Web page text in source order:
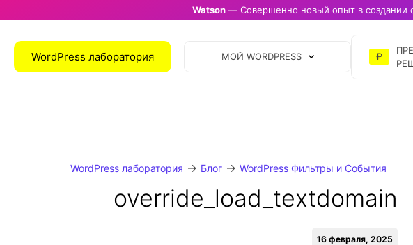
Watson — Совершенно новый опыт в создании
WordPress лаборатория МОЙ WORDPRESS ₽
WordPress лаборатория → Блог→ WordPress Фильтры и События
override_load_textdomain
16 февраля, 2025